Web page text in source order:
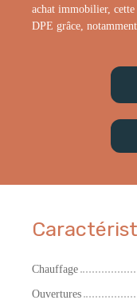
achat immobilier, cette
DPE grâce,
Chauffage
Ouvertures